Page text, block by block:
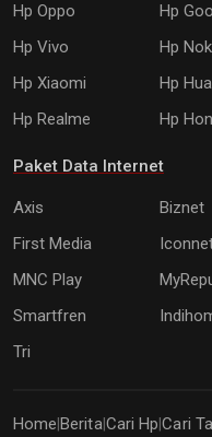
Hp Oppo
Hp
Hp Vivo
Hp
Hp Xiaomi
Hp
Hp Realme
Hp
Paket Data Internet
Axis Biznet
First Media
MNC Play
Smartfren
Tri
Home BeritaCari Hp |Cari